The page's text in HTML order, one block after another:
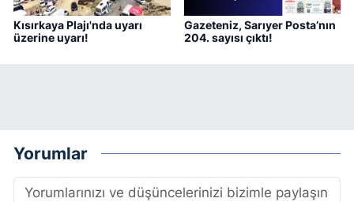
Kısırkaya Plajı'nda uyarı
üzerine uyarı!
Gazeteniz, Sarıyer Posta’nın
204. sayısı çıktı!
Yorumlar